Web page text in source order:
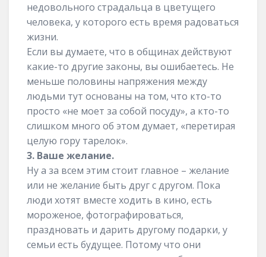
недовольного страдальца в цветущего
человека, у которого есть время радоваться
жизни.
Если вы думаете, что в общинах действуют
какие-то другие законы, вы ошибаетесь. Не
меньше половины напряжения между
людьми тут основаны на том, что кто-то
просто «не моет за собой посуду», а кто-то
слишком много об этом думает, «перетирая
целую гору тарелок».
3. Ваше желание.
Ну а за всем этим стоит главное – желание
или не желание быть друг с другом. Пока
люди хотят вместе ходить в кино, есть
мороженое, фотографироваться,
праздновать и дарить другому подарки, у
семьи есть будущее. Потому что они